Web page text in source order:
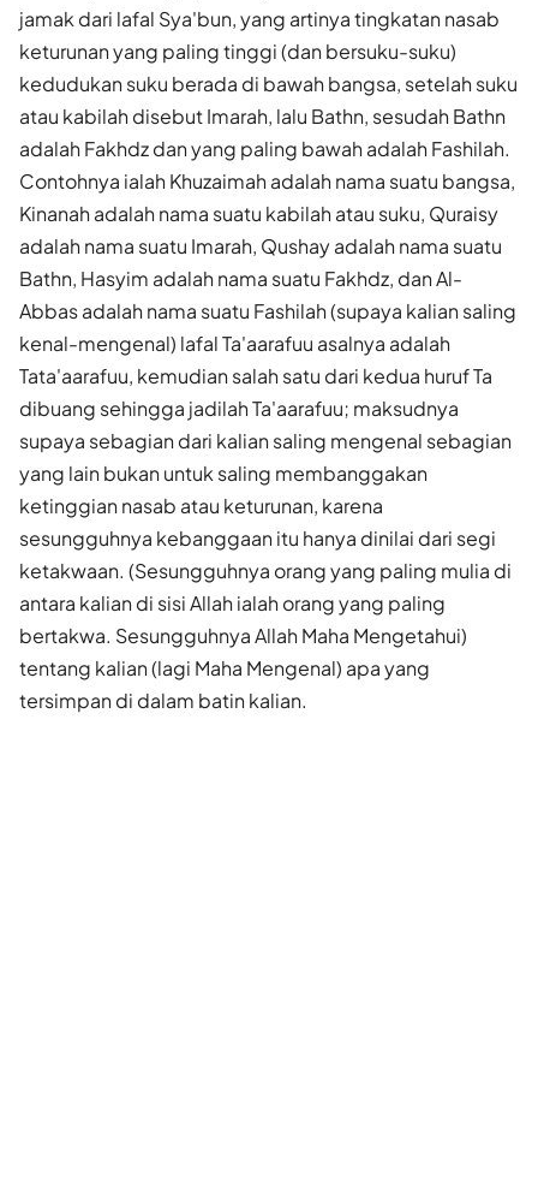
jamak dari lafal Sya'bun, yang artinya tingkatan nasab
keturunan yang paling tinggi (dan bersuku-suku)
kedudukan suku berada di bawah bangsa, setelah suku
atau kabilah disebut Imarah, lalu Bathn, sesudah Bathn
adalah Fakhdz dan yang paling bawah adalah Fashilah.
Contohnya ialah Khuzaimah adalah nama suatu bangsa,
Kinanah adalah nama suatu kabilah atau suku, Quraisy
adalah nama suatu Imarah, Qushay adalah nama suatu
Bathn, Hasyim adalah nama suatu Fakhdz, dan Al-
Abbas adalah nama suatu Fashilah (supaya kalian saling
kenal-mengenal) lafal Ta'aarafuu asalnya adalah
Tata'aarafuu, kemudian salah satu dari kedua huruf Ta
dibuang sehingga jadilah Ta'aarafuu; maksudnya
supaya sebagian dari kalian saling mengenal sebagian
yang lain bukan untuk saling membanggakan
ketinggian nasab atau keturunan, karena
sesungguhnya kebanggaan itu hanya dinilai dari segi
ketakwaan. (Sesungguhnya orang yang paling mulia di
antara kalian di sisi Allah ialah orang yang paling
bertakwa. Sesungguhnya Allah Maha Mengetahui)
tentang kalian (lagi Maha Mengenal) apa yang
tersimpan di dalam batin kalian.